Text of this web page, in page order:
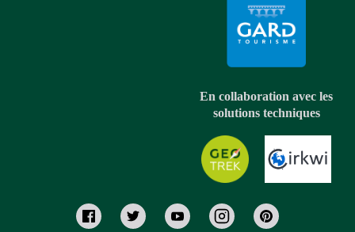
En collaboration avec les
solutions techniques